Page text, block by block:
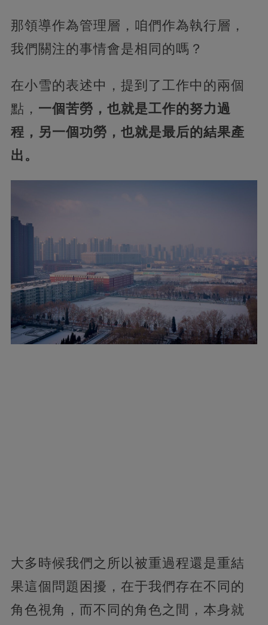
那領導作為管理層，咱們作為執行層，
我們關注的事情會是相同的嗎？
在小雪的表述中，提到了工作中的兩個
點， 一個苦勞，也就是工作的努力過
程，另一個功勞，也就是最后的結果產
出。
大多時候我們之所以被重過程還是重結
果這個問題困擾，在于我們存在不同的
角色視角，而不同的角色之間，本身就